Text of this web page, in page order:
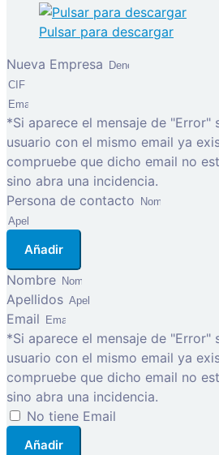
Pulsar para descargar
Nueva Empresa
*Si aparece el mensaje de "Error"
usuario con el mismo email ya
compruebe que dicho email no
sino abra una incidencia.
Persona de contacto
Añadir
Nombre
Apellidos
Email
*Si aparece el mensaje de "Error"
usuario con el mismo email ya
compruebe que dicho email no
sino abra una incidencia.
No tiene Email
Añadir